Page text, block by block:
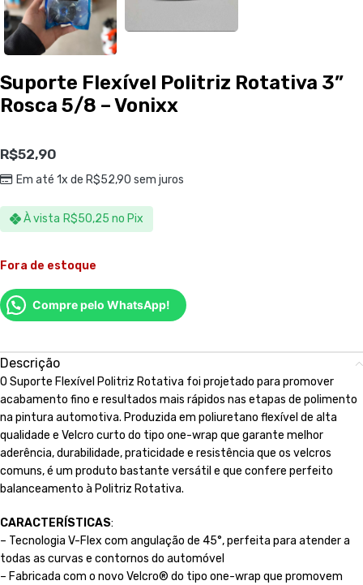
Suporte Flexível Politriz Rotativa 3”
Rosca 5/8 – Vonixx
R$52,90
Em até 1x de R$52,90 sem juros
À vista R$50,25 no Pix
Fora de estoque
Compre pelo WhatsApp!
Descrição
O Suporte Flexível Politriz Rotativa foi projetado para promover
acabamento fino e resultados mais rápidos nas etapas de polimento
na pintura automotiva. Produzida em poliuretano flexível de alta
qualidade e Velcro curto do tipo one-wrap que garante melhor
aderência, durabilidade, praticidade e resistência que os velcros
comuns, é um produto bastante versátil e que confere perfeito
balanceamento à Politriz Rotativa.
CARACTERÍSTICAS:
– Tecnologia V-Flex com angulação de 45°, perfeita para atender a
todas as curvas e contornos do automóvel
– Fabricada com o novo Velcro® do tipo one-wrap que promovem